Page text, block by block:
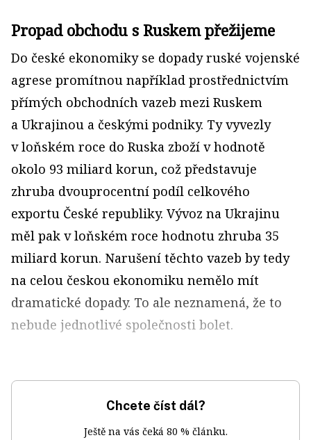
Propad obchodu s Ruskem přežijeme
Do české ekonomiky se dopady ruské vojenské
agrese promítnou například prostřednictvím
přímých obchodních vazeb mezi Ruskem
a Ukrajinou a českými podniky. Ty vyvezly
v loňském roce do Ruska zboží v hodnotě
okolo 93 miliard korun, což představuje
zhruba dvouprocentní podíl celkového
exportu České republiky. Vývoz na Ukrajinu
měl pak v loňském roce hodnotu zhruba 35
miliard korun. Narušení těchto vazeb by tedy
na celou českou ekonomiku nemělo mít
dramatické dopady. To ale neznamená, že to
nebude jednotlivé společnosti bolet.
Chcete číst dál?
Ještě na vás čeká 80 % článku.